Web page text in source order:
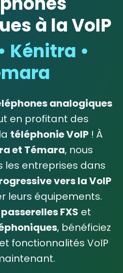
à la VoIP
Kénitra •
analogiques
en profitant des
téléphonie VoIP ! À
et Témara, nous
entreprises dans
vers la VoIP
leurs équipements.
passerelles FXS et
, bénéficiez
fonctionnalités VoIP